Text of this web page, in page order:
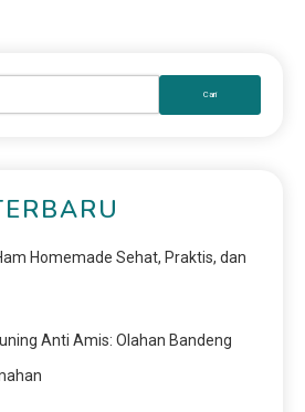
Homemade Sehat, Praktis, dan
Anti Amis: Olahan Bandeng